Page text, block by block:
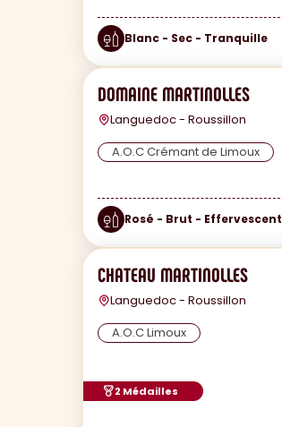
Blanc - Sec - Tranquille
DOMAINE MARTINOLLES
Languedoc - Roussillon
A.O.C Crémant de Limoux
Rosé - Brut - Effervescent
CHATEAU MARTINOLLES
Languedoc - Roussillon
A.O.C Limoux
2 Médailles